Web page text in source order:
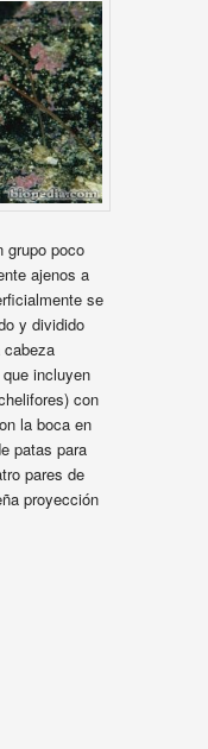
grupo poco
ajenos a
se
y dividido
incluyen
con
la boca en
patas para
pares de
proyección